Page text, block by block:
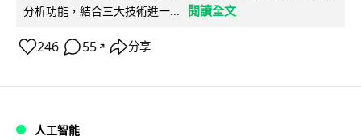
分析功能，結合三大技術進一...
閱讀全文
246 55 ↗ 分享
人工智能